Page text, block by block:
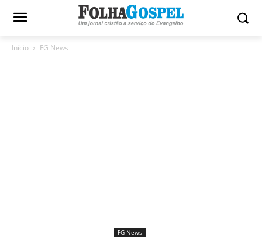
Início FG News
FG News